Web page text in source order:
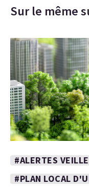
Sur le même
#ALERTES
#PLAN LOCAL